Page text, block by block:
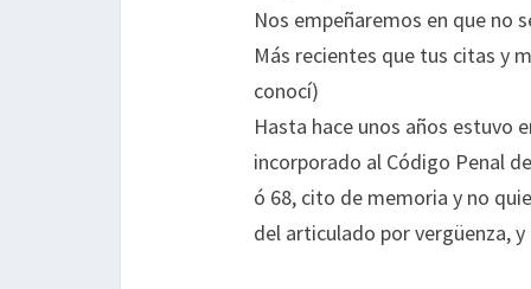
Nos empeñaremos en que no
Más recientes que tus citas y
conocí)
Hasta hace unos años estuvo
incorporado al Código Penal
ó 68, cito de memoria y no
del articulado por vergüenza,